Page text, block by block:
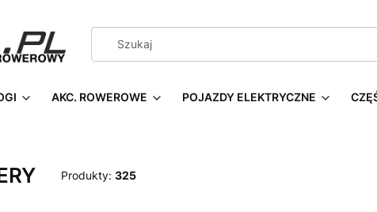
AKC. ROWEROWE POJAZDY ELEKTRYCZNE
Produkty: 325